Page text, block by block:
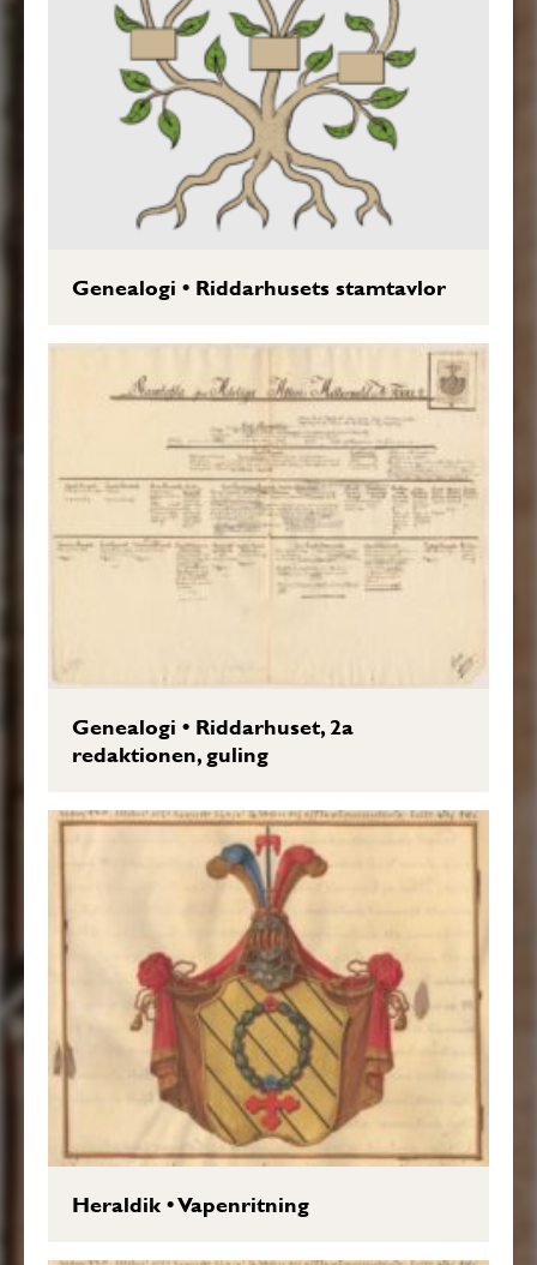
Genealogi • Riddarhusets stamtavlor
Genealogi • Riddarhuset, 2a
redaktionen, guling
Heraldik•Vapenritning